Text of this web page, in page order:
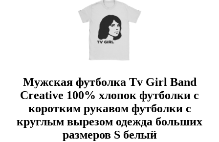
Мужская футболка Tv Girl Band
Creative 100% хлопок футболки с
коротким рукавом футболки с
круглым вырезом одежда больших
размеров S белый